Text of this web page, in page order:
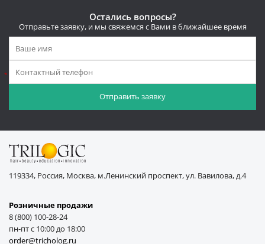
Остались вопросы?
Отправьте заявку, и мы свяжемся с Вами в ближайшее время
*
119334, Россия, Москва, м.Ленинский проспект, ул. Вавилова, д.4
Розничные продажи
8 (800) 100-28-24
пн-пт с 10:00 до 18:00
order@tricholog.ru